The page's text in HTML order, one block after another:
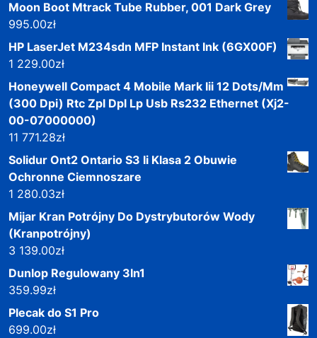
Moon Boot Mtrack Tube Rubber, 001 Dark Grey
995.00zł
HP LaserJet M234sdn MFP Instant Ink (6GX00F)
1 229.00zł
Honeywell Compact 4 Mobile Mark Iii 12 Dots/Mm
(300 Dpi) Rtc Zpl Dpl Lp Usb Rs232 Ethernet (Xj2-
00-07000000)
11 771.28zł
Solidur Ont2 Ontario S3 Ii Klasa 2 Obuwie
Ochronne Ciemnoszare
1 280.03zł
Mijar Kran Potrójny Do Dystrybutorów Wody
(Kranpotrójny)
3 139.00zł
Dunlop Regulowany 3In1
359.99zł
Plecak do S1 Pro
699.00zł